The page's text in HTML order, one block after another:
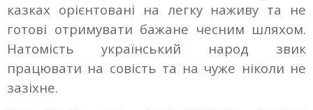
казках орієнтовані на легку наживу та не
готові отримувати бажане чесним шляхом.
Натомість український народ звик
працювати на совість та на чуже ніколи не
зазіхне.